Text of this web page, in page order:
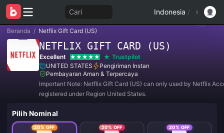
Cari Indonesia /
Beranda / Netflix Gift Card (US)
NETFLIX GIFT CARD (US)
Excellent
Trustpilot
UNITED STATES
Pengiriman Instan
Pembayaran Aman & Terpercaya
Important Note: Netflix Gift Card (US) can only used by Netflix
registered under Region United States.
Pilih Nominal
20% OFF 20% OFF 20% OFF